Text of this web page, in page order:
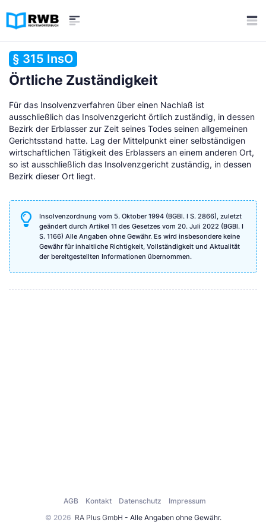
§ 315 InsO
Örtliche Zuständigkeit
Für das Insolvenzverfahren über einen Nachlaß ist
ausschließlich das Insolvenzgericht örtlich zuständig, in dessen
Bezirk der Erblasser zur Zeit seines Todes seinen allgemeinen
Gerichtsstand hatte. Lag der Mittelpunkt einer selbständigen
wirtschaftlichen Tätigkeit des Erblassers an einem anderen Ort,
so ist ausschließlich das Insolvenzgericht zuständig, in dessen
Bezirk dieser Ort liegt.
Insolvenzordnung vom 5. Oktober 1994 (BGBl. I S. 2866), zuletzt
geändert durch Artikel 11 des Gesetzes vom 20. Juli 2022 (BGBl. I
S. 1166) Alle Angaben ohne Gewähr. Es wird insbesondere keine
Gewähr für inhaltliche Richtigkeit, Vollständigkeit und Aktualität
der bereitgestellten Informationen übernommen.
© 2026 RA Plus GmbH - Alle Angaben ohne Gewähr.
AGB Kontakt Datenschutz Impressum